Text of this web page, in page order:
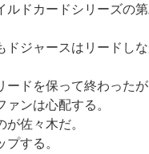
ルドカードシリーズの
ドジャースはリードし
ードを保って終わった
ンは心配する。
佐々木だ。
する。